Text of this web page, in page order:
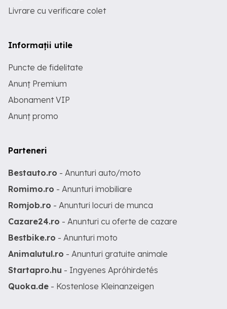
Livrare cu verificare colet
Informații utile
Puncte de fidelitate
Anunț Premium
Abonament VIP
Anunț promo
Parteneri
Bestauto.ro - Anunturi auto/moto
Romimo.ro - Anunturi imobiliare
Romjob.ro - Anunturi locuri de munca
Cazare24.ro - Anunturi cu oferte de cazare
Bestbike.ro - Anunturi moto
Animalutul.ro - Anunturi gratuite animale
Startapro.hu - Ingyenes Apróhirdetés
Quoka.de - Kostenlose Kleinanzeigen